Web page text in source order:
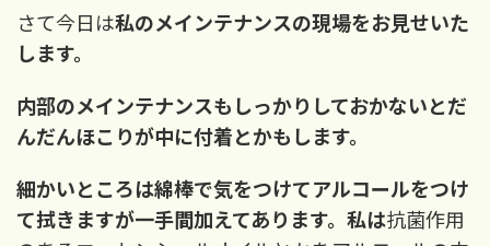
さて今日は私のメインテナンスの現場をお見せいた
します。
内部のメインテナンスもしっかりしておかないとだ
んだんほこりが中に付着とかもします。
細かいところは綿棒で気をつけてアルコールをつけ
て拭きますが一手間加えてあります。 私は抗菌作用